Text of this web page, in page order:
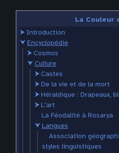
La Couleur
⮞ Introduction
⮟ Encyclopédie
⮞Cosmos
⮟ Culture
⮞Castes
⮞De la vie et de la mort
⮞Héraldique : Drapeaux,
⮞L'art
La Féodalité à Rosarya
⮟ Langues
Association
styles linguistiques